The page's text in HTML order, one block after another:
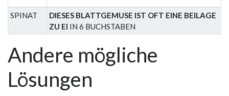
SPINAT
DIESES BLATTGEMUSE IST OFT EINE BEILAGE
ZU EI IN 6 BUCHSTABEN
Andere mögliche
Lösungen